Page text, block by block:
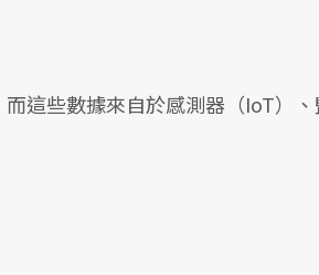
這些數據來自於感測器（IoT）